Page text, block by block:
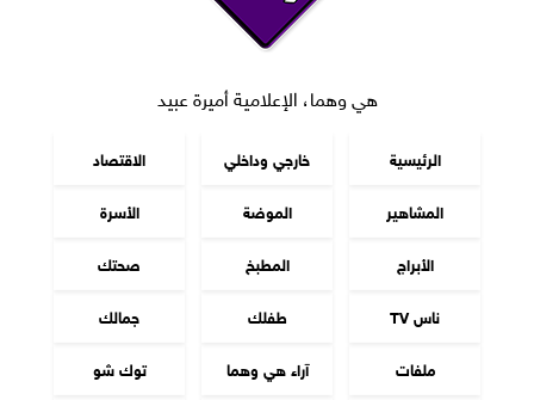
هي وهما، الإعلامية أميرة عبيد
الرئيسية خارجي وداخلي
الاقتصاد
المشاهير
الموضة
الأسرة
الأبراج
المطبخ
صحتك
ناس TV
طفلك
جمالك
ملفات
آراء هي وهما توك شو